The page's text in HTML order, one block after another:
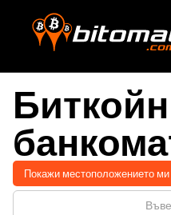
Биткойн
Покажи местоположението ми